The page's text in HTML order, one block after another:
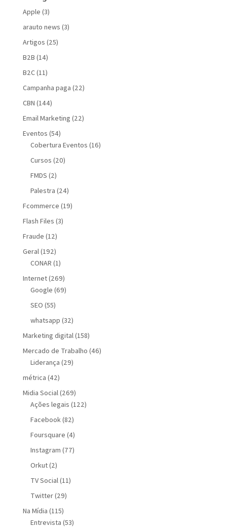
Apple (3)
arauto news (3)
Artigos (25)
B2B (14)
B2C(11)
Campanha paga (22)
CBN (144)
Email Marketing (22)
Eventos (54)
Cobertura Eventos (16)
Cursos (20)
FMDS (2)
Palestra (24)
Fcommerce (19)
Flash Files (3)
Fraude (12)
Geral(192)
CONAR (1)
Internet(269)
Google (69)
SEO (55)
whatsapp (32)
Marketing digital(158)
Mercado de Trabalho (46)
Liderança (29)
métrica (42)
Midia Social(269)
Ações legais (122)
Facebook(82)
Foursquare (4)
Instagram (77)
Orkut(2)
TV Social(11)
Twitter(29)
Na Mídia (115)
Entrevista (53)